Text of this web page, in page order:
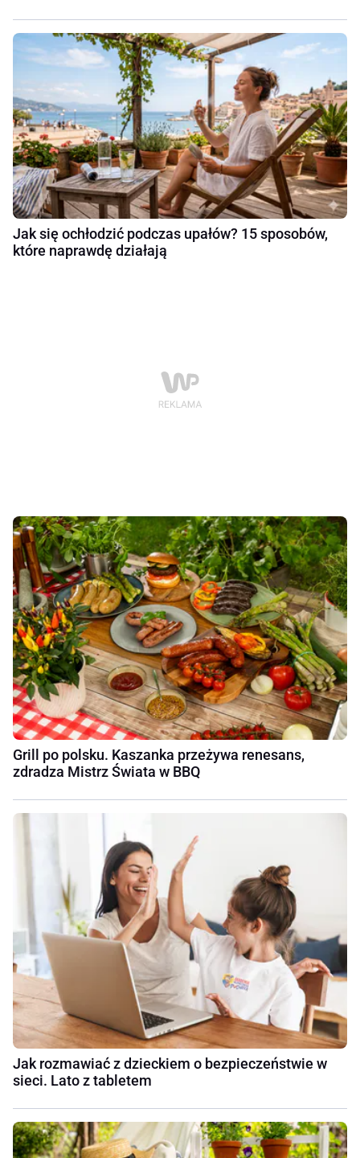
Jak się ochłodzić podczas upałów? 15 sposobów,
które naprawdę działają
Grill po polsku. Kaszanka przeżywa renesans,
zdradza Mistrz Świata w BBQ
Jak rozmawiać z dzieckiem o bezpieczeństwie w
sieci. Lato z tabletem